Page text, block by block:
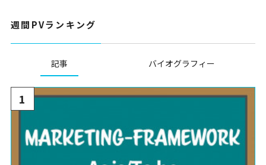
週間PVランキング
記事 バイオグラフィー
1